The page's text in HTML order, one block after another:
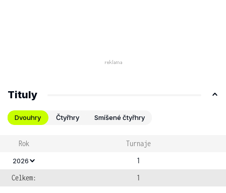
Tituly
Dvouhry Čtyřhry Smíšené čtyřhry
Rok Turnaje
2026
1
Celkem:
1